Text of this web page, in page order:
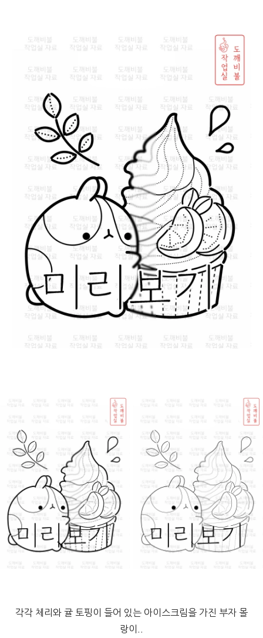
각각 체리와 귤 토핑이 들어 있는 아이스크림을 가진 부자 몰
랑이..